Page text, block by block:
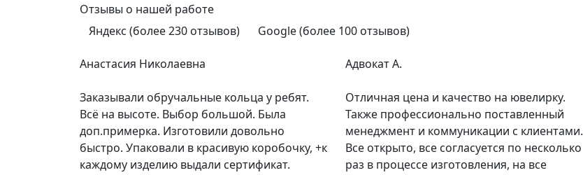
Отзывы о нашей работе
Яндекс (более 230 отзывов)
Google (более 100 отзывов)
Анастасия Николаевна
Заказывали обручальные кольца у ребят.
Всё на высоте. Выбор большой. Была
доп.примерка. Изготовили довольно
быстро. Упаковали в красивую коробочку, +к
каждому изделию выдали сертификат.
Адвокат А.
Отличная цена и качество на ювелирку.
Также профессионально поставленный
менеджмент и коммуникации с клиентами.
Все открыто, все согласуется по несколько
раз в процессе изготовления, на все